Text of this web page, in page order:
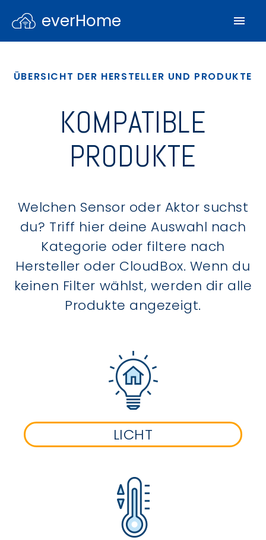
everHome
ÜBERSICHT DER HERSTELLER UND PRODUKTE
KOMPATIBLE
PRODUKTE
Welchen Sensor oder Aktor suchst
du? Triff hier deine Auswahl nach
Kategorie oder filtere nach
Hersteller oder CloudBox. Wenn du
keinen Filter wählst, werden dir alle
Produkte angezeigt.
LICHT